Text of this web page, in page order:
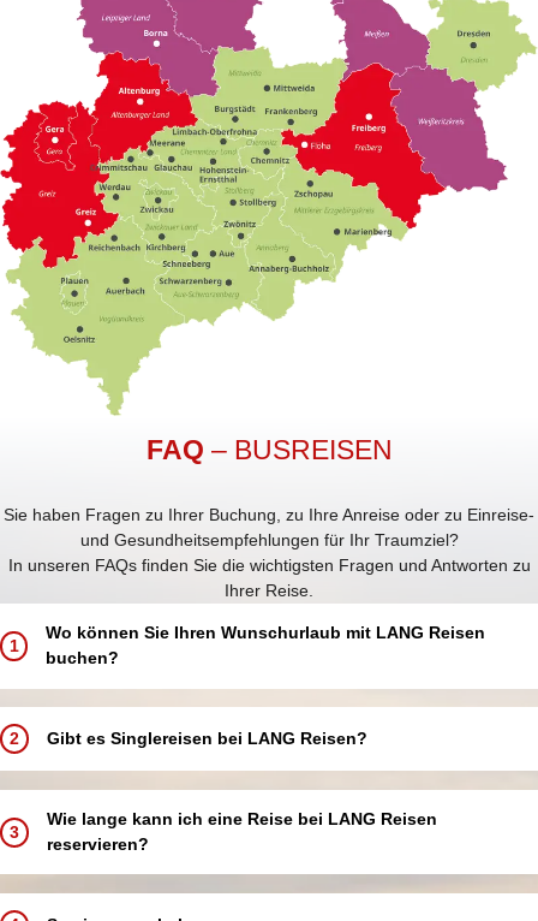
FAQ – BUSREISEN
Sie haben Fragen zu Ihrer Buchung, zu Ihre Anreise oder zu Einreise-
und Gesundheitsempfehlungen für Ihr Traumziel?
In unseren FAQs finden Sie die wichtigsten Fragen und Antworten zu
Ihrer Reise.
1
Wo können Sie Ihren Wunschurlaub mit LANG Reisen
buchen?
Buchen Sie Ihren Traumurlaub ganz einfach und bequem:
In einem unserer 5 LANG Reisebüros in Annaberg-Buchholz, Aue,
Chemnitz, Schwarzenberg und Zwickau
Telefonisch über unsere Buchungshotline
Online über unsere Website – rund um die Uhr verfügbar
Egal, ob Sie Ihren Urlaub vor Ort, telefonisch oder online buchen,
2 Gibt es Singlereisen bei LANG Reisen?
Bei LANG Reisen bieten wir keine speziellen Singlereisen an.
Alleinreisende sind jedoch herzlich willkommen und können an allen
unseren Reisen teilnehmen.
Einzelzimmer oder Doppelzimmer/-kabinen zur Alleinbenutzung an.
So können Sie flexibel und entspannt reisen – ganz nach Ihren
3
Wie lange kann ich eine Reise bei LANG Reisen
reservieren?
Sie können Ihre Reise bis zu 3 Tage ab dem Buchungsdatum auf
Option reservieren. Bitte beachten Sie, dass die Reservierung nach